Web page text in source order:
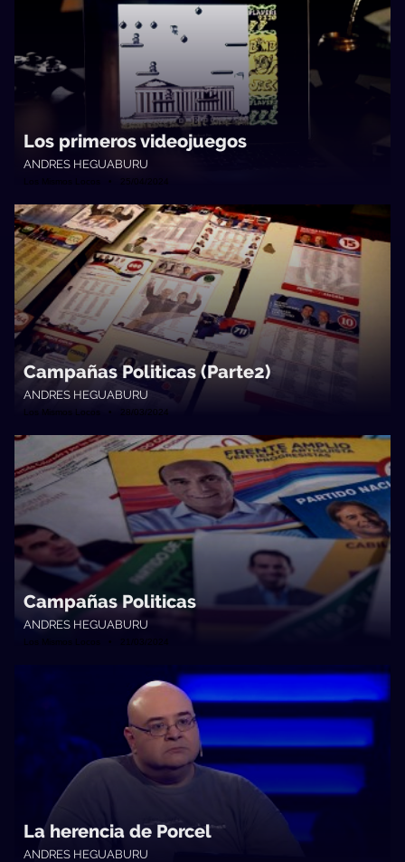
Los primeros videojuegos
ANDRES HEGUABURU
Los Mismos Locos • 25/04/2024
Campañas Politicas (Parte2)
ANDRES HEGUABURU
Los Mismos Locos • 28/03/2024
Campañas Politicas
ANDRES HEGUABURU
Los Mismos Locos • 21/03/2024
La herencia de Porcel
ANDRES HEGUABURU